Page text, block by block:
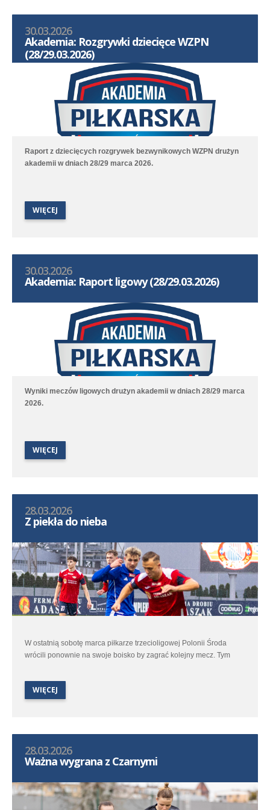
30.03.2026
Akademia: Rozgrywki dziecięce WZPN
(28/29.03.2026)
Raport z dziecięcych rozgrywek bezwynikowych WZPN drużyn
akademii w dniach 28/29 marca 2026.
WIĘCEJ
30.03.2026
Akademia: Raport ligowy (28/29.03.2026)
Wyniki meczów ligowych drużyn akademii w dniach 28/29 marca
2026.
WIĘCEJ
28.03.2026
Z piekła do nieba
W ostatnią sobotę marca piłkarze trzecioligowej Polonii Środa
wrócili ponownie na swoje boisko by zagrać kolejny mecz. Tym
kibicom sporo emocji.
WIĘCEJ
28.03.2026
Ważna wygrana z Czarnymi